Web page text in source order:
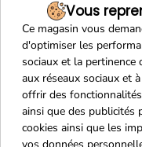
Vous
Ce magasin vous
d'optimiser les
sociaux et la pertinence
aux réseaux sociaux et
offrir des
ainsi que des publicités
cookies ainsi que les
vos données